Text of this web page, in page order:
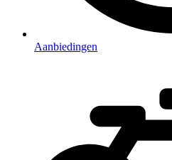
Aanbiedingen